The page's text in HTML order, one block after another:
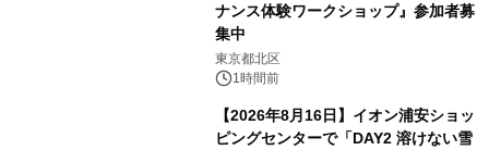
ナンス体験ワークショップ』参加者募
集中
東京都北区
1時間前
【2026年8月16日】イオン浦安ショッ
ピングセンターで「DAY2 溶けない雪